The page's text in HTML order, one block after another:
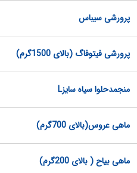
پرورشی سیباس
پرورشی فیتوفاگ (بالای 1500گرم)
منجمدحلوا سیاه سایزL
ماهی عروس(بالای 700گرم)
ماهی بیاح ( بالای 200گرم)